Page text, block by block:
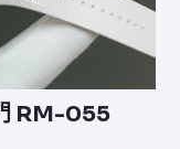
RM-055